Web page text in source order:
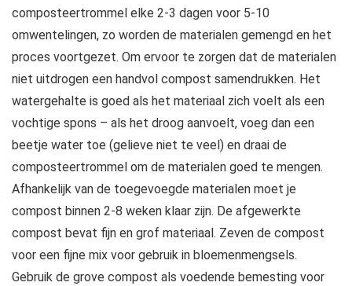
composteertrommel elke 2-3 dagen voor 5-10
omwentelingen, zo worden de materialen gemengd en het
proces voortgezet. Om ervoor te zorgen dat de materialen
niet uitdrogen een handvol compost samendrukken. Het
watergehalte is goed als het materiaal zich voelt als een
vochtige spons – als het droog aanvoelt, voeg dan een
beetje water toe (gelieve niet te veel) en draai de
composteertrommel om de materialen goed te mengen.
Afhankelijk van de toegevoegde materialen moet je
compost binnen 2-8 weken klaar zijn. De afgewerkte
compost bevat fijn en grof materiaal. Zeven de compost
voor een fijne mix voor gebruik in bloemenmengsels.
Gebruik de grove compost als voedende bemesting voor